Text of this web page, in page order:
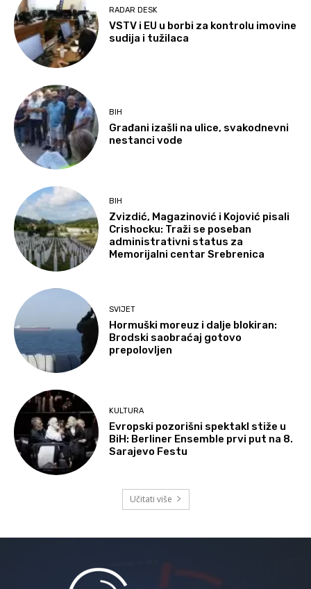
RADAR DESK
VSTV i EU u borbi za kontrolu imovine
sudija i tužilaca
BIH
Građani izašli na ulice, svakodnevni
nestanci vode
BIH
Zvizdić, Magazinović i Kojović pisali
Crishocku: Traži se poseban
administrativni status za
Memorijalni centar Srebrenica
SVIJET
Hormuški moreuz i dalje blokiran:
Brodski saobraćaj gotovo
prepolovljen
KULTURA
Evropski pozorišni spektakl stiže u
BiH: Berliner Ensemble prvi put na 8.
Sarajevo Festu
Učitati više